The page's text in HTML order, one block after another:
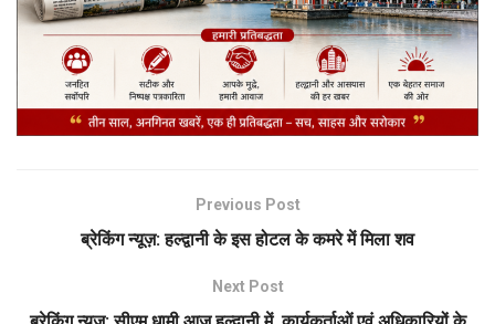
Previous Post
ब्रेकिंग न्यूज़: हल्द्वानी के इस होटल के कमरे में मिला शव
Next Post